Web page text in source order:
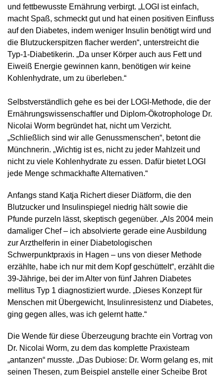
und fettbewusste Ernährung verbirgt. „LOGI ist einfach,
macht Spaß, schmeckt gut und hat einen positiven Einfluss
auf den Diabetes, indem weniger Insulin benötigt wird und
die Blutzuckerspitzen flacher werden“, unterstreicht die
Typ-1-Diabetikerin. „Da unser Körper auch aus Fett und
Eiweiß Energie gewinnen kann, benötigen wir keine
Kohlenhydrate, um zu überleben.“
Selbstverständlich gehe es bei der LOGI-Methode, die der
Ernährungswissenschaftler und Diplom-Ökotrophologe Dr.
Nicolai Worm begründet hat, nicht um Verzicht.
„Schließlich sind wir alle Genussmenschen“, betont die
Münchnerin. „Wichtig ist es, nicht zu jeder Mahlzeit und
nicht zu viele Kohlenhydrate zu essen. Dafür bietet LOGI
jede Menge schmackhafte Alternativen.“
Anfangs stand Katja Richert dieser Diätform, die den
Blutzucker und Insulinspiegel niedrig hält sowie die
Pfunde purzeln lässt, skeptisch gegenüber. „Als 2004 mein
damaliger Chef – ich absolvierte gerade eine Ausbildung
zur Arzthelferin in einer Diabetologischen
Schwerpunktpraxis in Hagen – uns von dieser Methode
erzählte, habe ich nur mit dem Kopf geschüttelt“, erzählt die
39-Jährige, bei der im Alter von fünf Jahren Diabetes
mellitus Typ 1 diagnostiziert wurde. „Dieses Konzept für
Menschen mit Übergewicht, Insulinresistenz und Diabetes,
ging gegen alles, was ich gelernt hatte.“
Die Wende für diese Überzeugung brachte ein Vortrag von
Dr. Nicolai Worm, zu dem das komplette Praxisteam
„antanzen“ musste. „Das Dubiose: Dr. Worm gelang es, mit
seinen Thesen, zum Beispiel anstelle einer Scheibe Brot